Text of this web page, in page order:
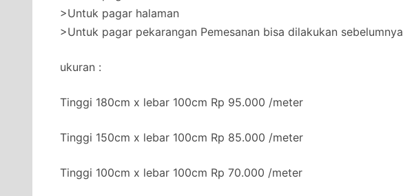
>Untuk pagar halaman
>Untuk pagar pekarangan Pemesanan bisa dilakukan sebelumnya
ukuran :
Tinggi 180cm x lebar 100cm Rp 95.000 /meter
Tinggi 150cm x lebar 100cm Rp 85.000 /meter
Tinggi 100cm x lebar 100cm Rp 70.000 /meter